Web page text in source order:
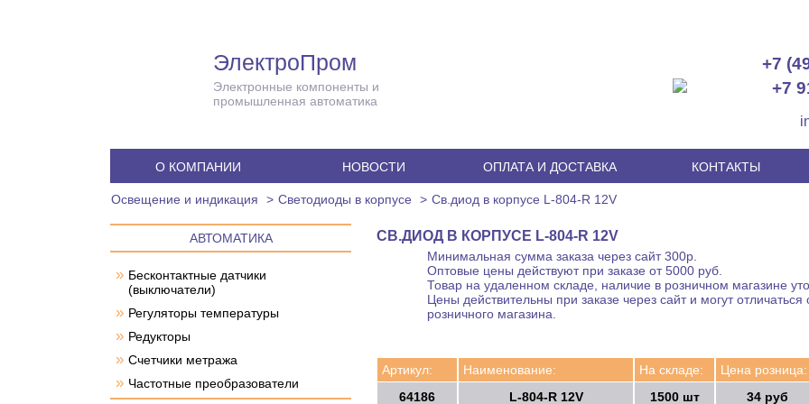
ЭлектроПром
Электронные компоненты и
промышленная автоматика
+7
+7
О КОМПАНИИ НОВОСТИ ОПЛАТА И ДОСТАВКА КОНТАКТЫ
Освещение и индикация Светодиоды в корпусе Св.диод в корпусе L-804-R 12V
АВТОМАТИКА
» Бесконтактные датчики
(выключатели)
» Регуляторы температуры
» Редукторы
» Счетчики метража
» Частотные преобразователи
СВ.ДИОД В КОРПУСЕ L-804-R 12V
Минимальная сумма заказа через сайт 300р.
Оптовые цены действуют при заказе от 5000 руб.
Товар на удаленном складе, наличие в розничном магазине
Цены действительны при заказе через сайт и могут отличаться
розничного магазина.
Артикул:
64186
Наименование:
L-804-R 12V
На складе:
1500 шт
Цена розница:
34 руб